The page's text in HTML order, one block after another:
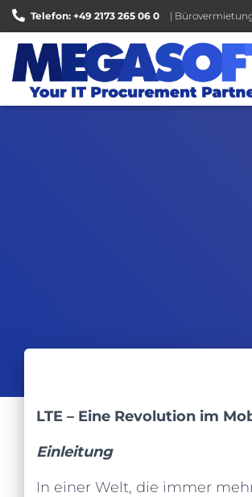
Telefon: +49 2173 265 06 0 |
LTE – Eine Revolution im
Einleitung
In einer Welt, die immer